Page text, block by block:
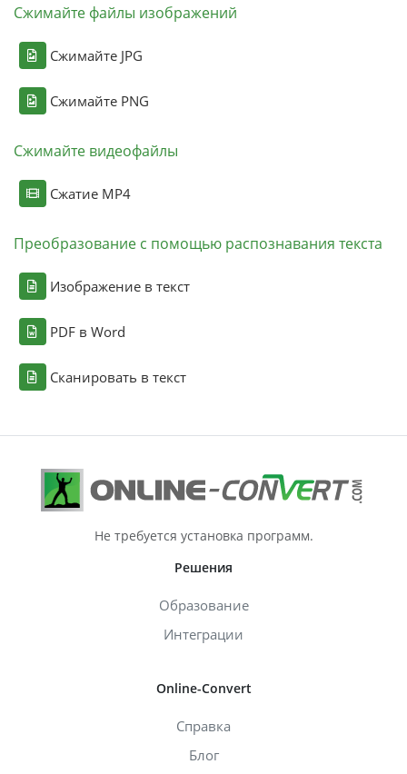
Сжимайте файлы изображений
Сжимайте JPG
Сжимайте PNG
Сжимайте видеофайлы
Сжатие MP4
Преобразование с помощью распознавания текста
Изображение в текст
PDF в Word
Сканировать в текст
Не требуется установка программ.
Решения
Образование
Интеграции
Online-Convert
Справка
Блог